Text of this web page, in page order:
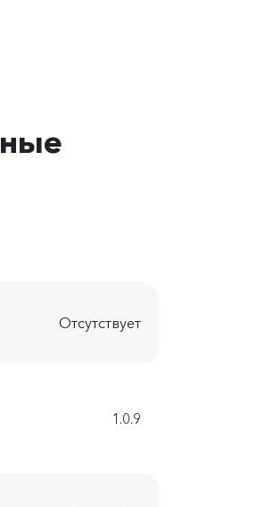
Отсутствует
1.0.9